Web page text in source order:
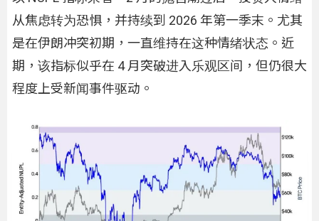
从焦虑转为恐惧，并持续到 2026 年第一季末。尤其
是在伊朗冲突初期，一直维持在这种情绪状态。近
期，该指标似乎在 4 月突破进入乐观区间，但仍很大
程度上受新闻事件驱动。